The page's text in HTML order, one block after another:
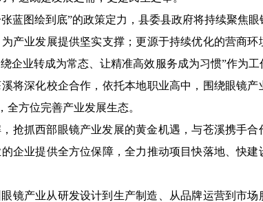
蓝图绘到底”的政策定力，县委县政府将持续聚焦眼
产业发展提供坚实支撑；更源于持续优化的营商环
企业转成为常态、让精准高效服务成为习惯”作为工
将深化校企合作，依托本地职业高中，围绕眼镜产
方位完善产业发展生态。
抢抓西部眼镜产业发展的黄金机遇，与苍溪携手合
企业提供全方位保障，全力推动项目快落地、快建
镜产业从研发设计到生产制造、从品牌运营到市场